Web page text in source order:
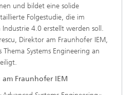
und bildet eine solide
Folgestudie, die im
4.0 erstellt werden soll.
Direktor am Fraunhofer IEM,
Systems Engineering an
am Fraunhofer IEM